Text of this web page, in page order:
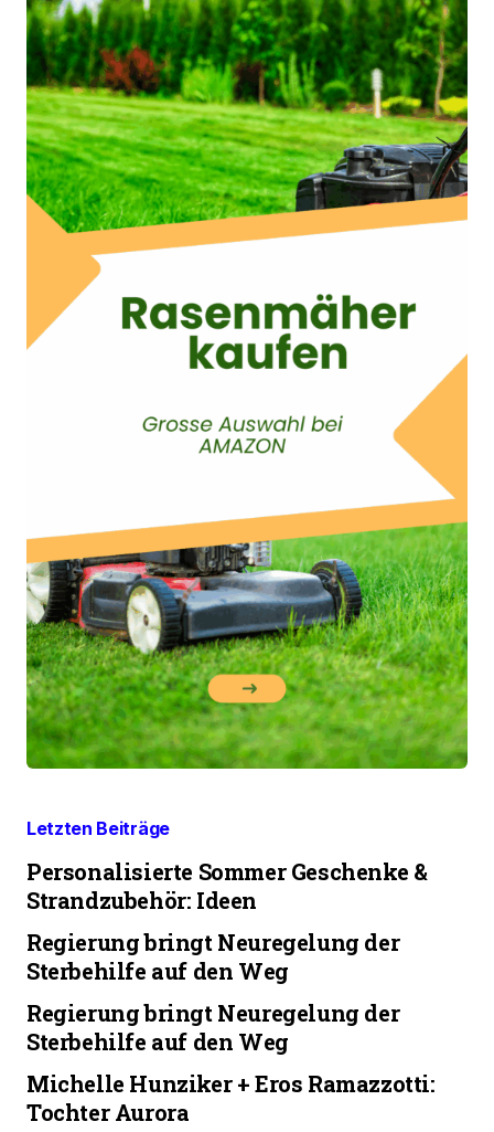
Letzten Beiträge
Personalisierte Sommer Geschenke &
Strandzubehör: Ideen
Regierung bringt Neuregelung der
Sterbehilfe auf den Weg
Regierung bringt Neuregelung der
Sterbehilfe auf den Weg
Michelle Hunziker + Eros Ramazzotti:
Tochter Aurora